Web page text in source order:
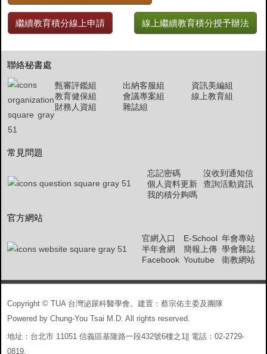
繼續教育積分線上申請 線上繼續教育積分授予辦法
聯絡秘書處
甄審評鑑組
教育健保組
財務人資組
出納客服組
會議專案組
雜誌組
資訊美編組
線上教育組
常見問題
忘記密碼
個人資料更新
我的積分夠嗎
沒收到通知信
查詢活動資訊
官方網站
官網入口
半年會網
Facebook
E-School
簡報上傳
Youtube
年會專站
學會雜誌
衛教網站
Copyright © TUA 台灣泌尿科醫學會。建置：蔡宗佑主委及團隊
Powered by Chung-You Tsai M.D. All rights reserved.
地址：台北市 11051 信義區基隆路一段432號6樓之1|| 電話：02-2729-
0819,